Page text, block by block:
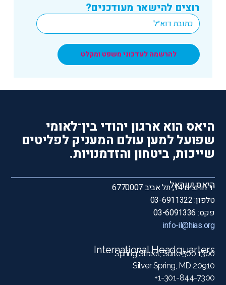
רוצים להישאר מעודכנים?
Email
*
להרשמה לעדכוני משפט ומקלט
היאס הוא ארגון יהודי בין־לאומי
שפועל למען עולם המעניק לפליטים
שייכות, ביטחון והזדמנויות.
היאס ישראל
יד חרוצים 14, תל אביב 6770007
טלפון: 03-6911322
פקס: 03-6091336
info-il@hias.org
International Headquarters
1300 Spring Street, Suite 500
Silver Spring, MD 20910
1-301-844-7300+